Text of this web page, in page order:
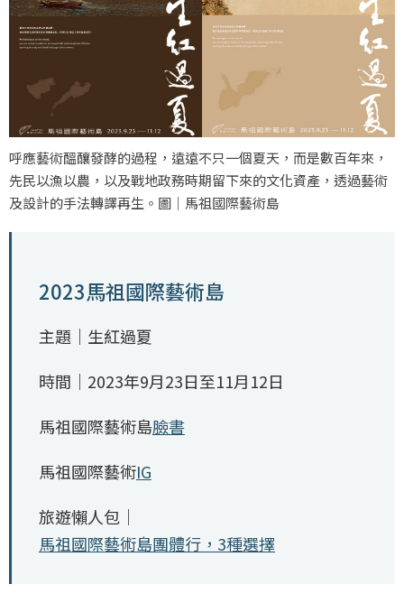
呼應藝術醞釀發酵的過程，遠遠不只一個夏天，而是數百年來，
先民以漁以農，以及戰地政務時期留下來的文化資產，透過藝術
及設計的手法轉譯再生。圖｜馬祖國際藝術島
2023馬祖國際藝術島
主題｜生紅過夏
時間｜2023年9月23日至11月12日
馬祖國際藝術島臉書
馬祖國際藝術IG
旅遊懶人包｜
馬祖國際藝術島團體行，3種選擇